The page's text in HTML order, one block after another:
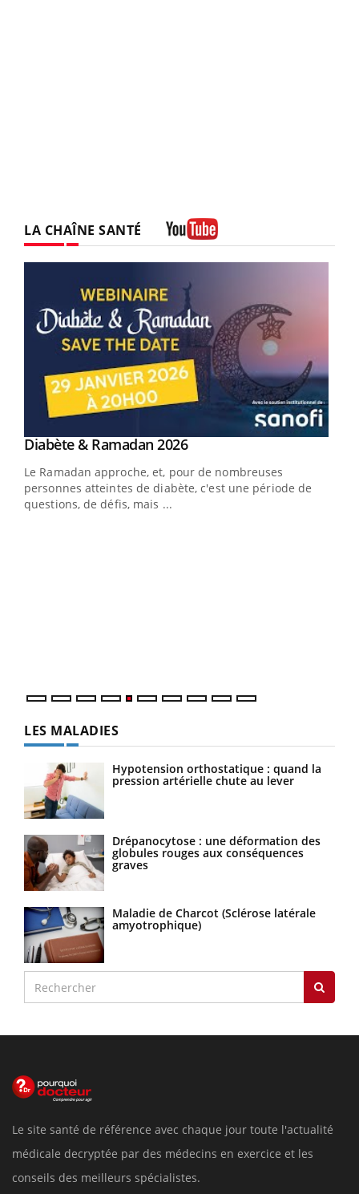
LA CHAÎNE SANTÉ
Youtube
Diabète & Ramadan 2026Youtube
Le Ramadan approche, et, pour de nombreuses
personnes atteintes de diabète, c'est une période de
questions, de défis, mais ...
LES MALADIES
Hypotension orthostatique : quand la
pression artérielle chute au lever
Drépanocytose : une déformation des
globules rouges aux conséquences
graves
Maladie de Charcot (Sclérose latérale
amyotrophique)
Le site santé de référence avec chaque jour toute l'actualité
médicale decryptée par des médecins en exercice et les
conseils des meilleurs spécialistes.